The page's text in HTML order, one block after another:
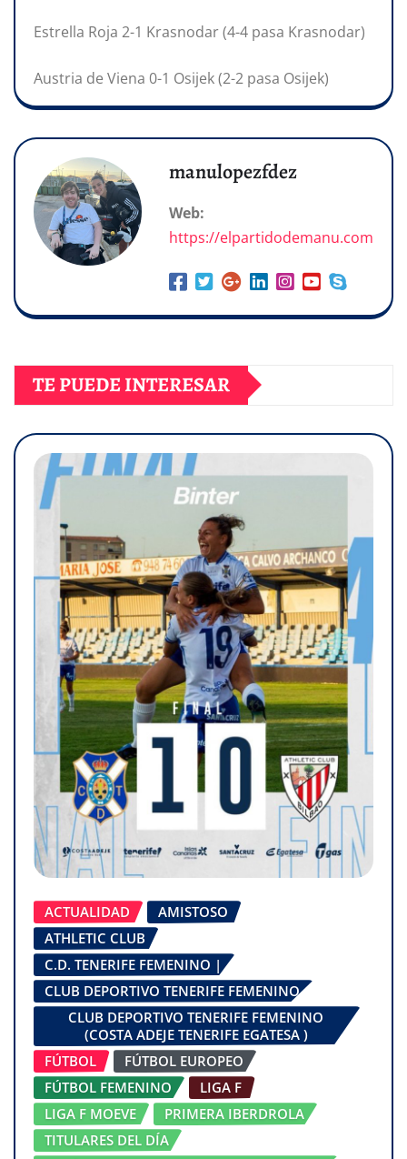
Estrella Roja 2-1 Krasnodar (4-4 pasa Krasnodar)
Austria de Viena 0-1 Osijek (2-2 pasa Osijek)
manulopezfdez
Web:
https://elpartidodemanu.com
TE PUEDE INTERESAR
ACTUALIDAD
AMISTOSO
ATHLETIC CLUB
C.D. TENERIFE FEMENINO |
CLUB DEPORTIVO TENERIFE FEMENINO
CLUB DEPORTIVO TENERIFE FEMENINO
(COSTA ADEJE TENERIFE EGATESA )
FÚTBOL
FÚTBOL EUROPEO
FÚTBOL FEMENINO
LIGA F
LIGA F MOEVE
PRIMERA IBERDROLA
TITULARES DEL DÍA